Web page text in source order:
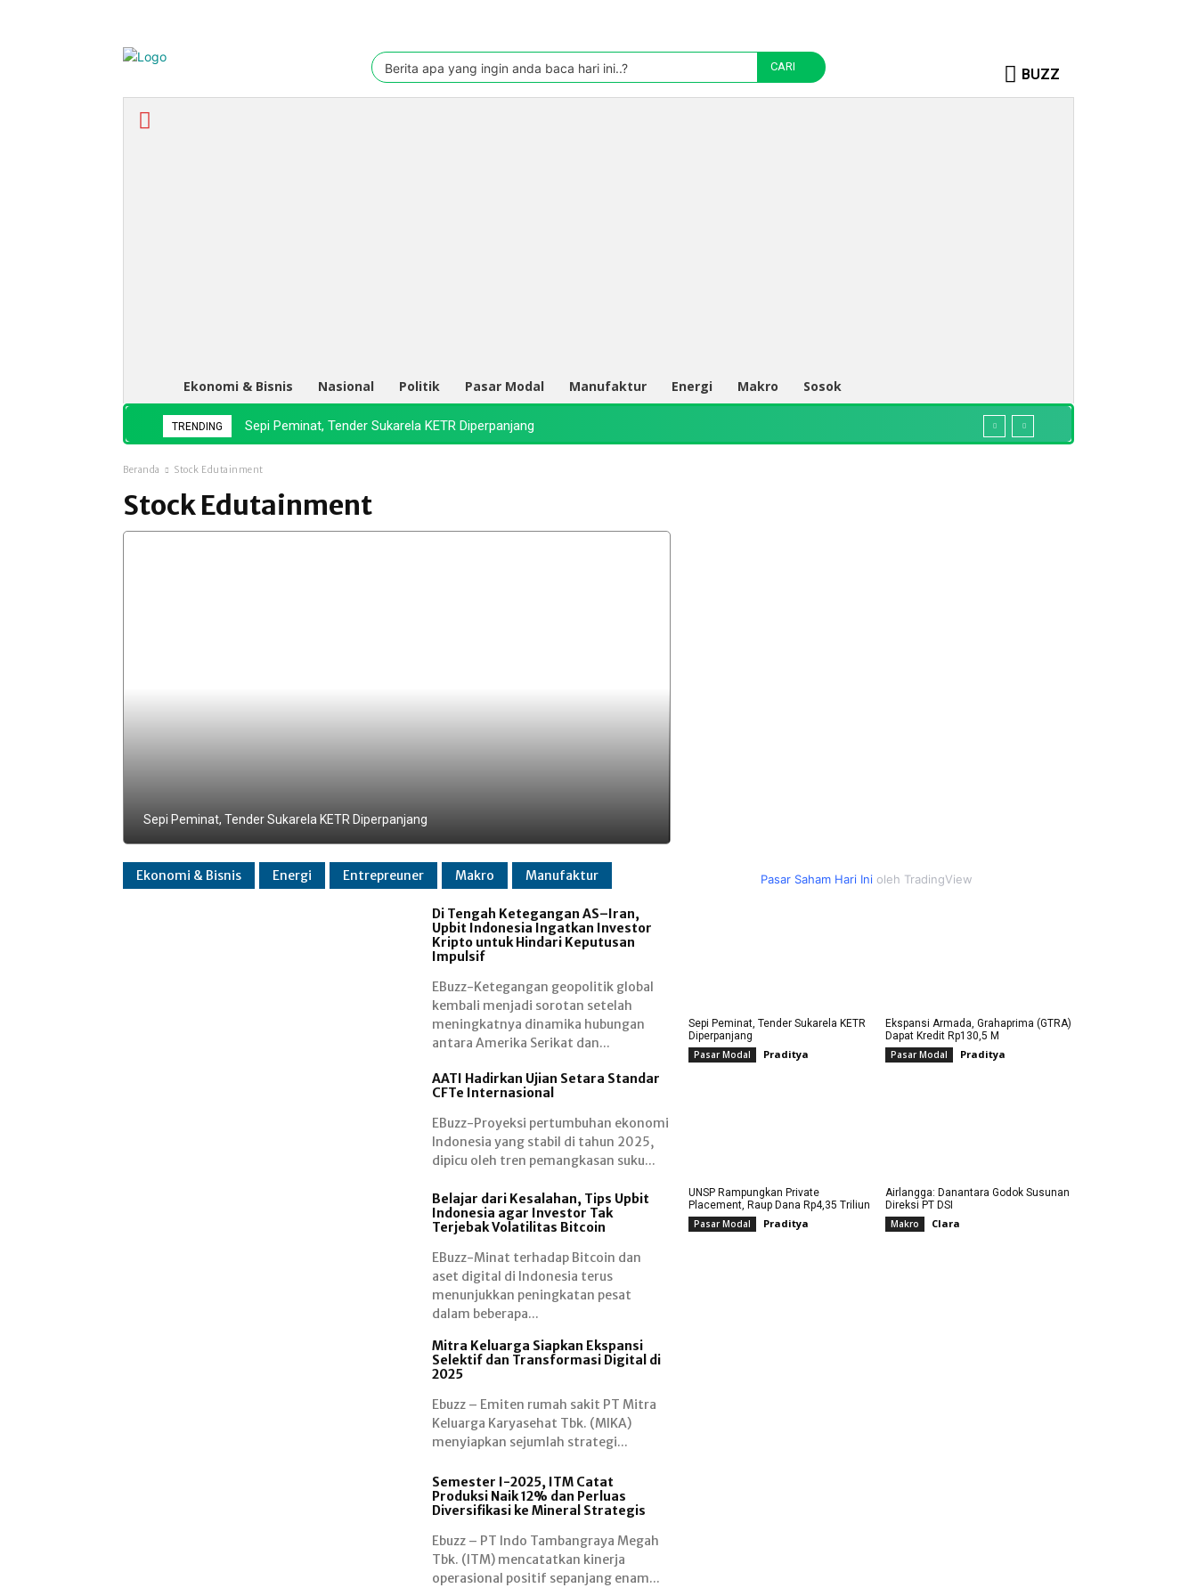
Pasaroleh TradingView
Berita apa yang ingin anda baca hari ini..? CARI BUZZ
Ekonomi & Bisnis Nasional Politik Pasar Modal Manufaktur Energi Makro Sosok
TRENDING Sepi Peminat, Tender Sukarela KETR Diperpanjang
Beranda Stock Edutainment
Stock Edutainment
Sepi Peminat, Tender Sukarela KETR Diperpanjang
Ekonomi & Bisnis Energi Entrepreuner Makro Manufaktur
Di Tengah Ketegangan AS–Iran,
Upbit Indonesia Ingatkan Investor
Kripto untuk Hindari Keputusan
Impulsif
EBuzz-Ketegangan geopolitik global
kembali menjadi sorotan setelah
meningkatnya dinamika hubungan
antara Amerika Serikat dan...
AATI Hadirkan Ujian Setara Standar
CFTe Internasional
EBuzz-Proyeksi pertumbuhan ekonomi
Indonesia yang stabil di tahun 2025,
dipicu oleh tren pemangkasan suku...
Belajar dari Kesalahan, Tips Upbit
Indonesia agar Investor Tak
Terjebak Volatilitas Bitcoin
EBuzz-Minat terhadap Bitcoin dan
aset digital di Indonesia terus
menunjukkan peningkatan pesat
dalam beberapa...
Mitra Keluarga Siapkan Ekspansi
Selektif dan Transformasi Digital di
2025
Ebuzz – Emiten rumah sakit PT Mitra
Keluarga Karyasehat Tbk. (MIKA)
menyiapkan sejumlah strategi...
Semester I-2025, ITM Catat
Produksi Naik 12% dan Perluas
Diversifikasi ke Mineral Strategis
Ebuzz – PT Indo Tambangraya Megah
Tbk. (ITM) mencatatkan kinerja
operasional positif sepanjang enam...
Pasar Saham Hari Inioleh TradingView
Sepi Peminat, Tender Sukarela KETR
Diperpanjang
Pasar Modal
Praditya
Ekspansi Armada, Grahaprima (GTRA)
Dapat Kredit Rp130,5 M
Pasar Modal
Praditya
UNSP Rampungkan Private
Placement, Raup Dana Rp4,35 Triliun
Pasar Modal
Praditya
Airlangga: Danantara Godok Susunan
Direksi PT DSI
Makro
Clara